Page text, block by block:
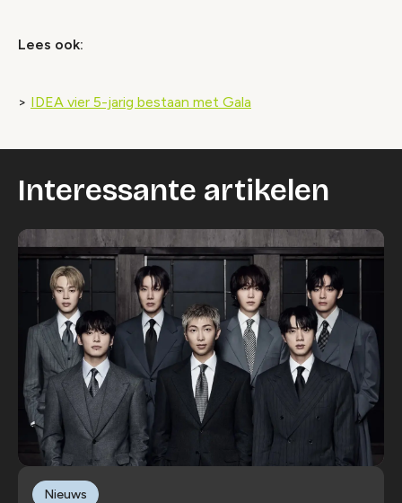
Lees ook:
> IDEA vier 5-jarig bestaan met Gala
Interessante artikelen
Nieuws